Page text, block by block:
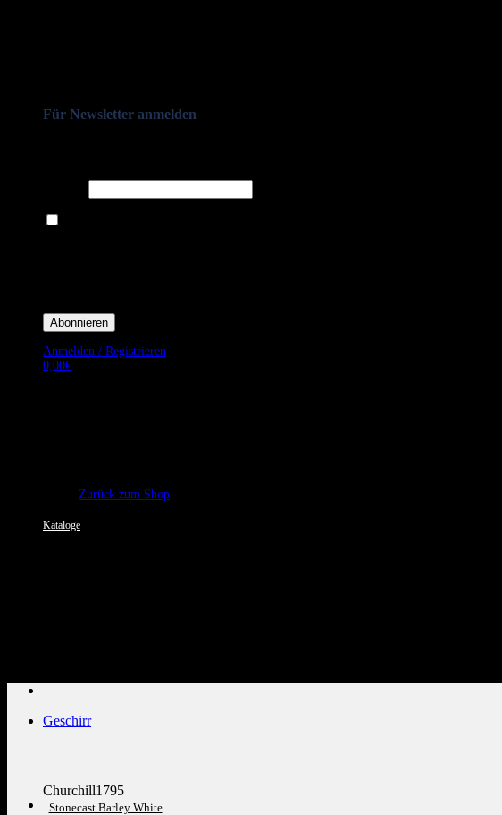
Für Newsletter anmelden
Anmelden / Registrieren
0,00€
Zurück zum Shop
Kataloge
Geschirr
Churchill1795
Stonecast Barley White